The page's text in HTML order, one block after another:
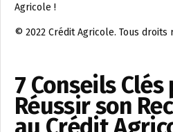
Agricole !
© 2022 Crédit Agricole. Tous droits
7 Conseils
Réussir son